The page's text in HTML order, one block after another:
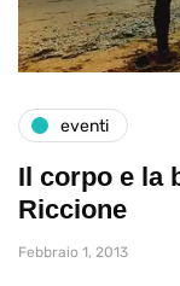
eventi
Il corpo e la
Riccione
Febbraio 1, 2013